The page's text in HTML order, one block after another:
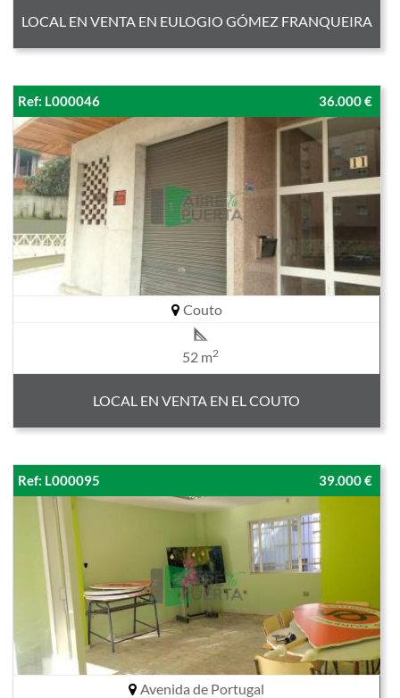
LOCAL EN VENTA EN EULOGIO GÓMEZ FRANQUEIRA
Ref: L000046 36.000 €
Couto
52 m2
LOCAL EN VENTA EN EL COUTO
Ref: L000095 39.000 €
Avenida de Portugal